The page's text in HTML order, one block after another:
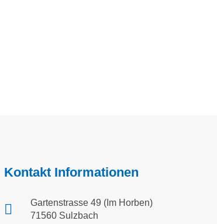
Kontakt Informationen
Gartenstrasse 49 (Im Horben)
71560 Sulzbach